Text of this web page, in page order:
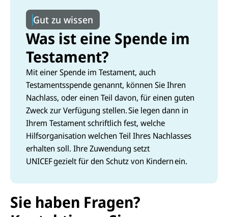
Gut zu wissen
Was ist eine Spende im
Testament?
Mit einer Spende im Testament, auch
Testamentsspende genannt, können Sie Ihren
Nachlass, oder einen Teil davon, für einen guten
Zweck zur Verfügung stellen. Sie legen dann in
Ihrem Testament schriftlich fest, welche
Hilfsorganisation welchen Teil Ihres Nachlasses
erhalten soll. Ihre Zuwendung setzt
UNICEF gezielt für den Schutz von Kindern ein.
Sie haben Fragen?